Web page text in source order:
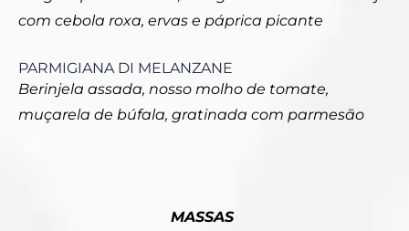
com cebola roxa, ervas e páprica picante
PARMIGIANA DI MELANZANE
Berinjela assada, nosso molho de tomate,
muçarela de búfala, gratinada com parmesão
MASSAS